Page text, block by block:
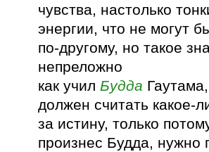
чувства, настолько
энергии, что не могут
по-другому, но такое
непреложно
как училБудда
должен считать какое-
за истину, только
произнес Будда, нужно